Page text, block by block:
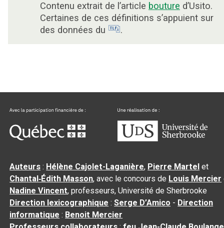
Contenu extrait de l’article bouture d’Usito.
Certaines de ces définitions s’appuient sur
des données du
.
Auteurs : Hélène Cajolet-Laganière, Pierre Martel et
Chantal‑Édith Masson, avec le concours de Louis Mercier
Nadine Vincent, professeurs, Université de Sherbrooke
Direction lexicographique :Serge D’Amico - Direction
informatique : Benoit Mercier